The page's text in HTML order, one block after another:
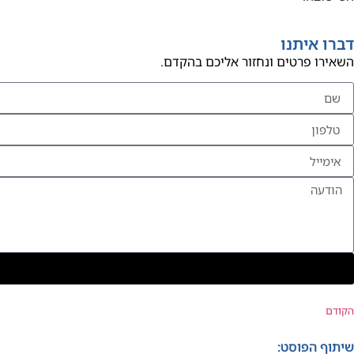
דברו איתנו
השאירו פרטים ונחזור אליכם בהקדם.
הקודם
שיתוף הפוסט: